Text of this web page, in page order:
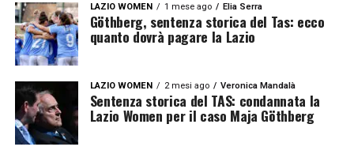
LAZIO WOMEN 1 mese ago Elia Serra
Göthberg, sentenza storica del Tas: ecco
quanto dovrà pagare la Lazio
LAZIO WOMEN 2 mesi ago Veronica Mandalà
Sentenza storica del TAS: condannata la
Lazio Women per il caso Maja Göthberg